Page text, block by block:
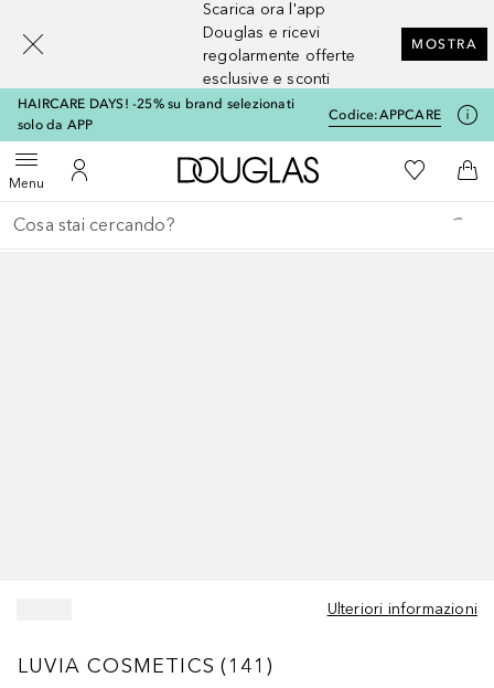
Scarica ora l'app
Douglas e ricevi
regolarmente offerte
esclusive e sconti
MOSTRA
HAIRCARE DAYS! -25% su brand selezionati
solo da APP
Codice:APPCARE
MenuApri menuAl Mio Account
A Douglas HomeAlla Mia
Al
Torna indietro
Esegui ricerca
Ulteriori informazioni
LUVIA COSMETICS 141
LUVIA COSMETICS (141 )
[navigation.slideout.screenreader]